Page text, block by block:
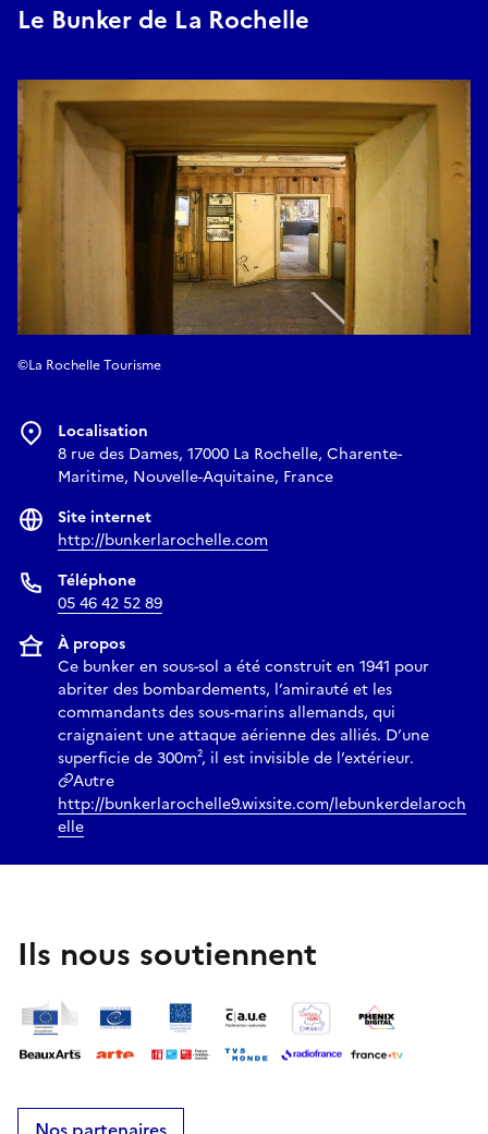
Le Bunker de La Rochelle
©La Rochelle Tourisme
Localisation
8 rue des Dames, 17000 La Rochelle, Charente-
Maritime, Nouvelle-Aquitaine, France
Site internet
http://bunkerlarochelle.com
Téléphone
05 46 42 52 89
À propos
Ce bunker en sous-sol a été construit en 1941 pour
abriter des bombardements, l’amirauté et les
commandants des sous-marins allemands, qui
craignaient une attaque aérienne des alliés. D’une
superficie de 300m², il est invisible de l’extérieur.
Autre
http://bunkerlarochelle9.wixsite.com/lebunkerdelaroch
elle
Ils nous soutiennent